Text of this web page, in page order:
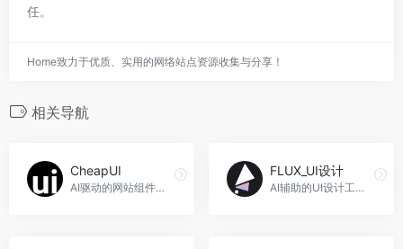
任。
Home致力于优质、实用的网络站点资源收集与分享！
相关导航
CheapUI
AI驱动的网站组件生成器，快速生成高质量的UI组件，助力高效开发。
FLUX_UI设计
AI辅助的UI设计工具，支持暗色系UI设计。FLUX_UI设计官网入口网址